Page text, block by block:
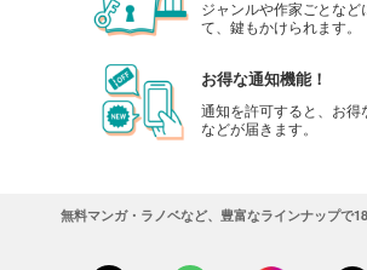
ジャンルや作家ごとなど
て、鍵もかけられます。
お得な通知機能！
通知を許可すると、お得
などが届きます。
無料マンガ・ラノベなど、豊富なラインナップで